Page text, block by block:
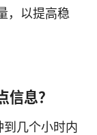
，以提高稳
息？
几个小时内